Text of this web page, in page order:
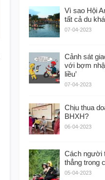
Vì sao Hội
tất cả du
07-04-2023
Cảnh sát
với bợm
liều’
07-04-2023
Chịu thua
BHXH?
06-04-2023
Cách người
thẳng trong
05-04-2023